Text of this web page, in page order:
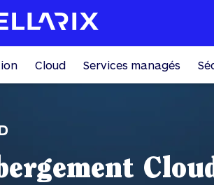
Cloud Services managés
Cloud